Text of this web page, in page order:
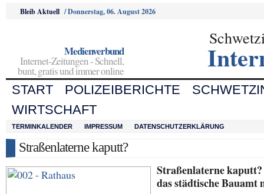
Bleib Aktuell /Donnerstag, 06. August 2026
Medienverbund
Internet-Zeitungen - Schnell,
bunt, gratis und immer online
START POLIZEIBERICHTE
WIRTSCHAFT
TERMINKALENDER IMPRESSUM DATENSCHUTZERKLÄRUNG
Straßenlaterne kaputt?
Straßenlaterne
das städtische Bauamt